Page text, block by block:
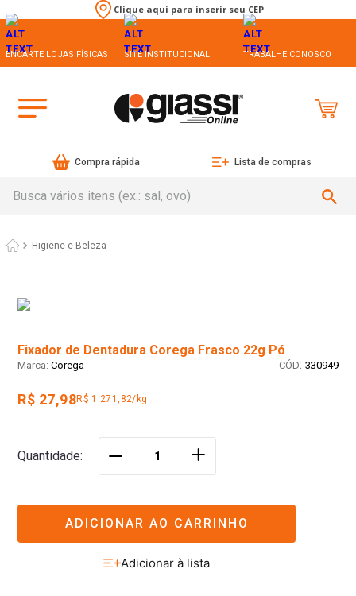
Clique aqui para inserir seu CEP
ENCARTE LOJAS FÍSICAS SITE INSTITUCIONAL TRABALHE CONOSCO
Compra rápida Lista de compras
Higiene e Beleza
Fixador de Dentadura Corega Frasco 22g Pó
Corega : 330949
R$ 27,98R$ 1.271,82/kg
Quantidade ＋
ADICIONAR AO CARRINHO